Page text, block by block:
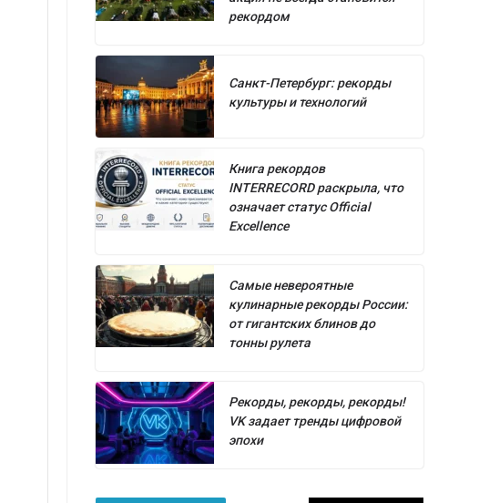
рекордом
Санкт-Петербург: рекорды
культуры и технологий
Книга рекордов
INTERRECORD раскрыла, что
означает статус Official
Excellence
Самые невероятные
кулинарные рекорды России:
от гигантских блинов до
тонны рулета
Рекорды, рекорды, рекорды!
VK задает тренды цифровой
эпохи